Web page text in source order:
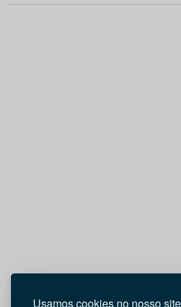
Usamos cookies no nosso